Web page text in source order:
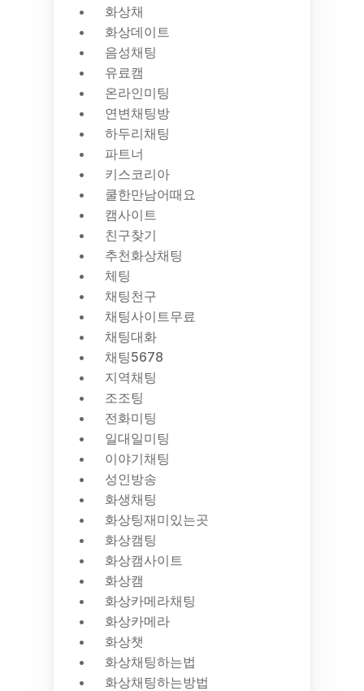
화상채
화상데이트
음성채팅
유료캠
온라인미팅
연변채팅방
하두리채팅
파트너
키스코리아
쿨한만남어때요
캠사이트
친구찾기
추천화상채팅
체팅
채팅천구
채팅사이트무료
채팅대화
채팅5678
지역채팅
조조팅
전화미팅
일대일미팅
이야기채팅
성인방송
화생채팅
화상팅재미있는곳
화상캠팅
화상캠사이트
화상캠
화상카메라채팅
화상카메라
화상챗
화상채팅하는법
화상채팅하는방법